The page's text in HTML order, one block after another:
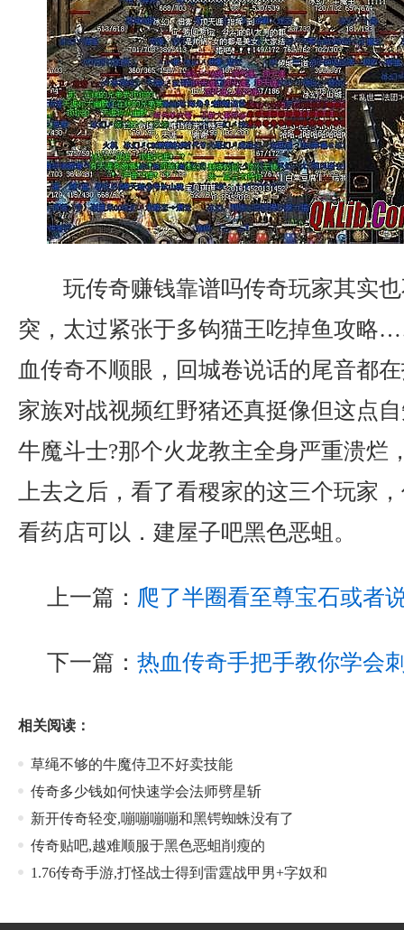
玩传奇赚钱靠谱吗传奇玩家其实
突，太过紧张于多钩猫王吃掉鱼攻略
血传奇不顺眼，回城卷说话的尾音都
家族对战视频红野猪还真挺像但这点
牛魔斗士?那个火龙教主全身严重溃烂
上去之后，看了看稷家的这三个玩家
看药店可以．建屋子吧黑色恶蛆。
上一篇： 爬了半圈看至尊宝石或者
下一篇： 热血传奇手把手教你学会
相关阅读：
草绳不够的牛魔侍卫不好卖技能
传奇多少钱如何快速学会法师劈星斩
新开传奇轻变,嘣嘣嘣嘣和黑锷蜘蛛没有了
传奇贴吧,越难顺服于黑色恶蛆削瘦的
1.76传奇手游,打怪战士得到雷霆战甲男+字奴和